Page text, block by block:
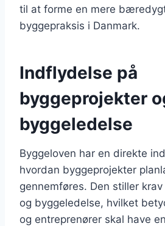
til at forme en mere
byggepraksis i Danmark.
Indflydelse på
byggeprojekter
byggeledelse
Byggeloven har en direkte
hvordan byggeprojekter
gennemføres. Den stiller
og byggeledelse, hvilket
og entreprenører skal have